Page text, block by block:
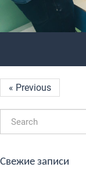
« Previous
Свежие записи